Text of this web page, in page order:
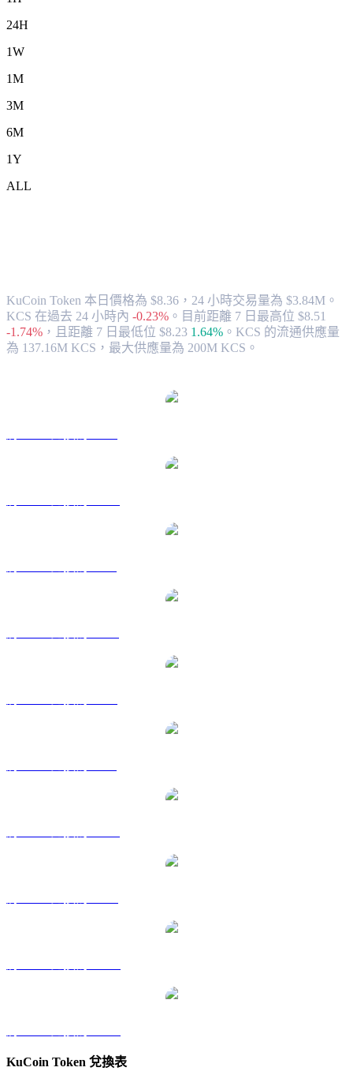
24H
1W
1M
3M
6M
1Y
ALL
KuCoin Token 本日價格為 $8.36，24 小時交易量為 $3.84M。
KCS 在過去 24 小時內 -0.23% 。 目前距離 7 日最高位 $8.51
-1.74% ， 且距離 7 日最低位 $8.23 1.64% 。 KCS 的流通供應量
為 137.16M KCS，最大供應量為 200M KCS。
KuCoin Token 兌換表